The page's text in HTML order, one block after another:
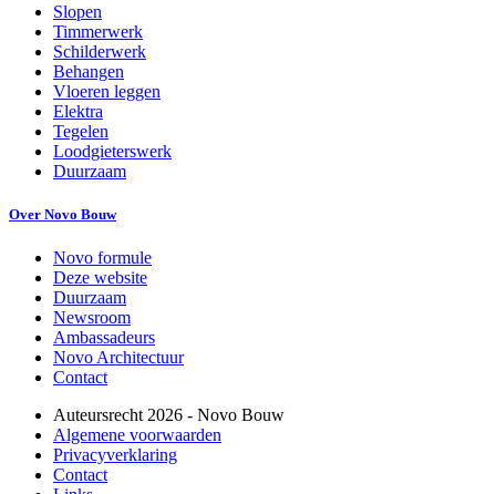
Slopen
Timmerwerk
Schilderwerk
Behangen
Vloeren leggen
Elektra
Tegelen
Loodgieterswerk
Duurzaam
Over Novo Bouw
Novo formule
Deze website
Duurzaam
Newsroom
Ambassadeurs
Novo Architectuur
Contact
Auteursrecht 2026 - Novo Bouw
Algemene voorwaarden
Privacyverklaring
Contact